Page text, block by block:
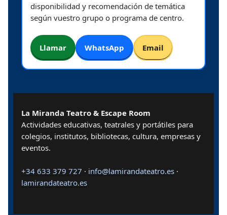
disponibilidad y recomendación de temática
según vuestro grupo o programa de centro.
Llamar WhatsApp Email
La Miranda Teatro & Escape Room
Actividades educativas, teatrales y portátiles para
colegios, institutos, bibliotecas, cultura, empresas y
eventos.
+34 633 379 727 · info@lamirandateatro.es ·
lamirandateatro.es